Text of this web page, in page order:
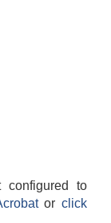
configured to
orclick